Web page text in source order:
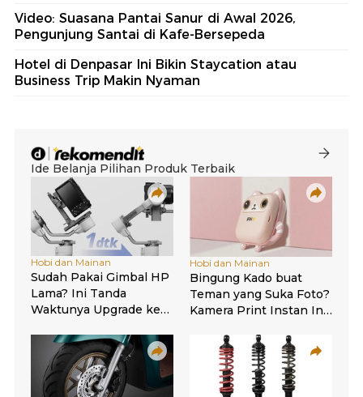
Video: Suasana Pantai Sanur di Awal 2026,
Pengunjung Santai di Kafe-Bersepeda
Hotel di Denpasar Ini Bikin Staycation atau
Business Trip Makin Nyaman